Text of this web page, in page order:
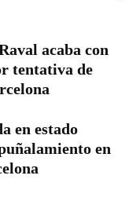
acaba con
tentativa de
en estado
en